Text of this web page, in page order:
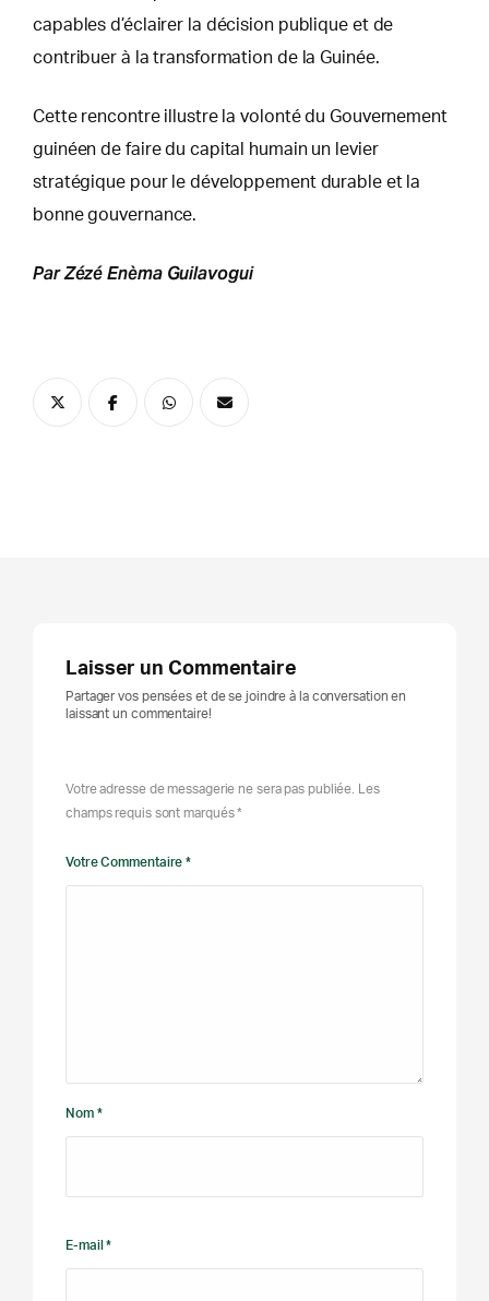
capables d’éclairer la décision publique et de
contribuer à la transformation de la Guinée.
Cette rencontre illustre la volonté du Gouvernement
guinéen de faire du capital humain un levier
stratégique pour le développement durable et la
bonne gouvernance.
Par Zézé Enèma Guilavogui
Laisser un Commentaire
Partager vos pensées et de se joindre à la conversation en
laissant un commentaire!
Votre adresse de messagerie ne sera pas publiée. Les
champs requis sont marqués *
Votre Commentaire *
Nom *
E-mail *